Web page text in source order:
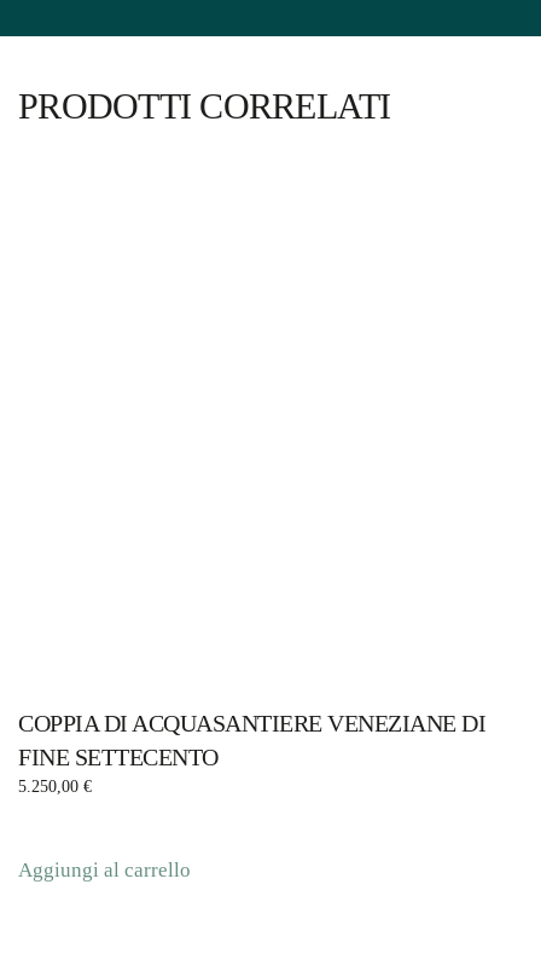
PRODOTTI CORRELATI
COPPIA DI ACQUASANTIERE VENEZIANE DI
FINE SETTECENTO
5.250,00 €
Aggiungi al carrello